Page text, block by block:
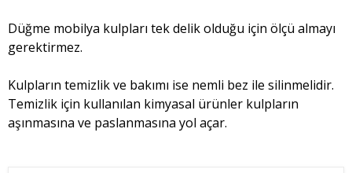
Düğme mobilya kulpları tek delik olduğu için ölçü almayı
gerektirmez.
Kulpların temizlik ve bakımı ise nemli bez ile silinmelidir.
Temizlik için kullanılan kimyasal ürünler kulpların
aşınmasına ve paslanmasına yol açar.